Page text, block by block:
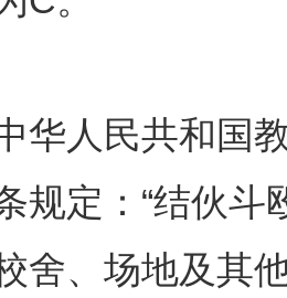
华人民共和国
规定：“结伙
舍、场地及其